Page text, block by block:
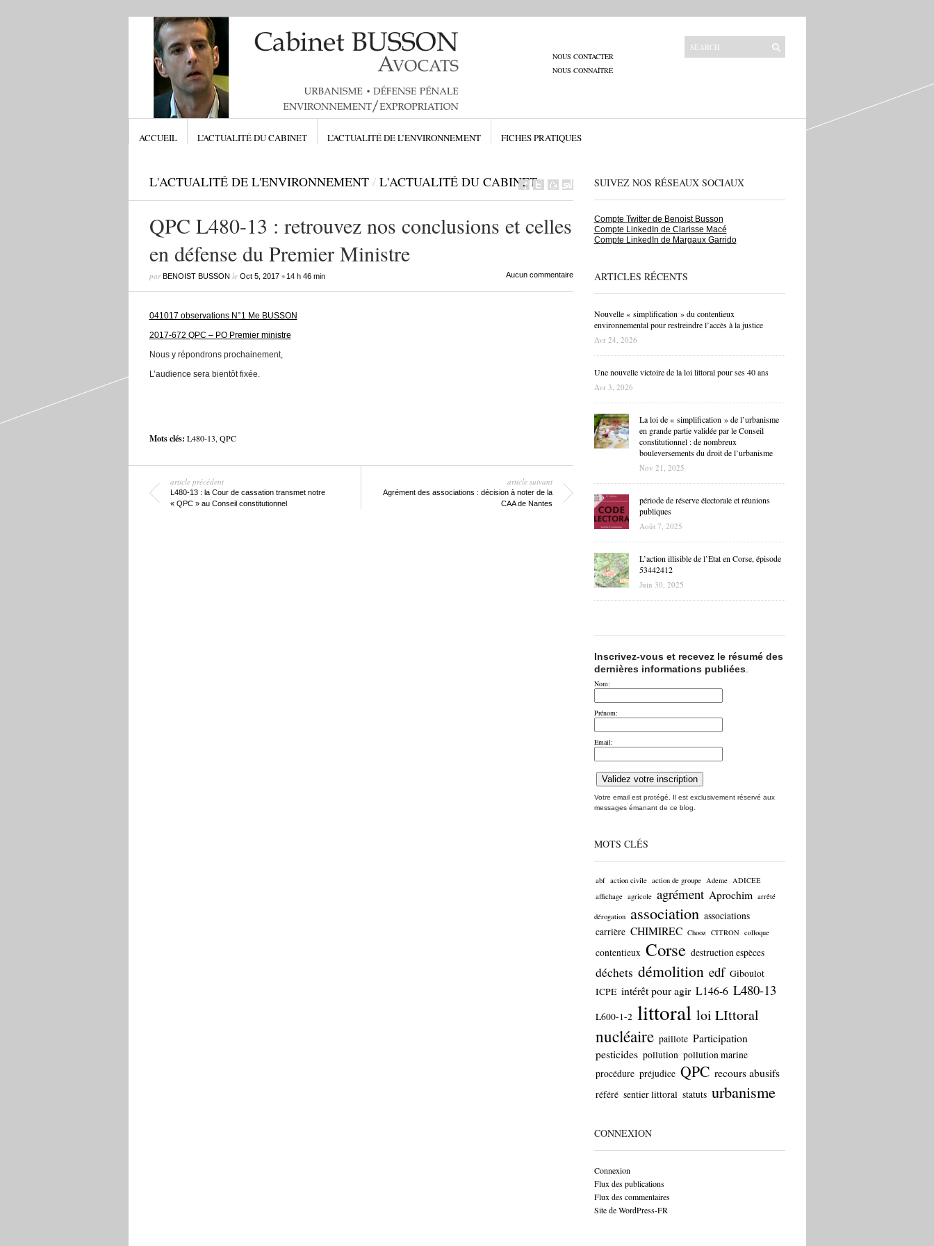
NOUS CONTACTER
NOUS CONNAÎTRE
ACCUEIL L’ACTUALITÉ DU CABINET L’ACTUALITÉ DE L’ENVIRONNEMENT FICHES PRATIQUES
L'ACTUALITÉ DE L'ENVIRONNEMENT / L'ACTUALITÉ DU CABINET
QPC L480-13 : retrouvez nos conclusions et celles
en défense du Premier Ministre
parBENOIST BUSSON le Oct 5, 2017• 14 h 46 min Aucun commentaire
041017 observations N°1 Me BUSSON
2017-672 QPC – PO Premier ministre
Nous y répondrons prochainement,
L’audience sera bientôt fixée.
Mots clés: L480-13, QPC
article précédent
L480-13 : la Cour de cassation transmet notre
« QPC » au Conseil constitutionnel
article suivant
Agrément des associations : décision à noter de la
CAA de Nantes
SUIVEZ NOS RÉSEAUX SOCIAUX
Compte Twitter de Benoist Busson
Compte LinkedIn de Clarisse Macé
Compte LinkedIn de Margaux Garrido
ARTICLES RÉCENTS
Nouvelle « simplification » du contentieux
environnemental pour restreindre l’accès à la justice
Avr 24, 2026
Une nouvelle victoire de la loi littoral pour ses 40 ans
Avr 3, 2026
La loi de « simplification » de l’urbanisme
en grande partie validée par le Conseil
constitutionnel : de nombreux
bouleversements du droit de l’urbanisme
Nov 21, 2025
période de réserve électorale et réunions
publiques
Août 7, 2025
L’action illisible de l’Etat en Corse, épisode
53442412
Juin 30, 2025
Inscrivez-vous et recevez le résumé des
dernières informations publiées.
Nom:
Prénom:
Email:
Votre email est protégé. Il est exclusivement réservé aux
messages émanant de ce blog.
MOTS CLÉS
abf action civile action de groupe Ademe ADICEE
affichage agricole agrément Aprochim arrêté
dérogation association associations
carrière CHIMIREC Chooz CITRON colloque
contentieux Corse destruction espèces
déchets démolition edf Giboulot
ICPE intérêt pour agir L146-6 L480-13
L600-1-2 littoral loi LIttoral
nucléaire paillote Participation
pesticides pollution pollution marine
procédure préjudice QPC recours abusifs
référé sentier littoral statuts urbanisme
CONNEXION
Connexion
Flux des publications
Flux des commentaires
Site de WordPress-FR